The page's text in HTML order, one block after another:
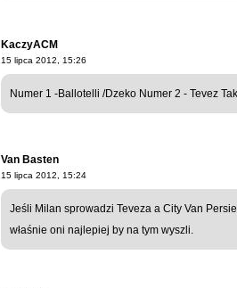
KaczyACM
15 lipca 2012, 15:26
Numer 1 -Ballotelli /Dzeko Numer 2 - Tevez
Van Basten
15 lipca 2012, 15:24
Jeśli Milan sprowadzi Teveza a City Van
właśnie oni najlepiej by na tym wyszli.